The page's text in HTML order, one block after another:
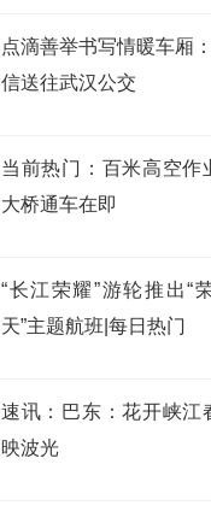
点滴善举书写情暖车厢
信送往武汉公交
当前热门：百米高空作
大桥通车在即
“长江荣耀”游轮推出“
天”主题航班|每日热门
速讯：巴东：花开峡江
映波光